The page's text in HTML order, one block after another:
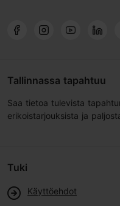
Tallinnassa tapahtuu
Saa tietoa tulevista
erikoistarjouksista ja
Tuki
Käyttöehdot